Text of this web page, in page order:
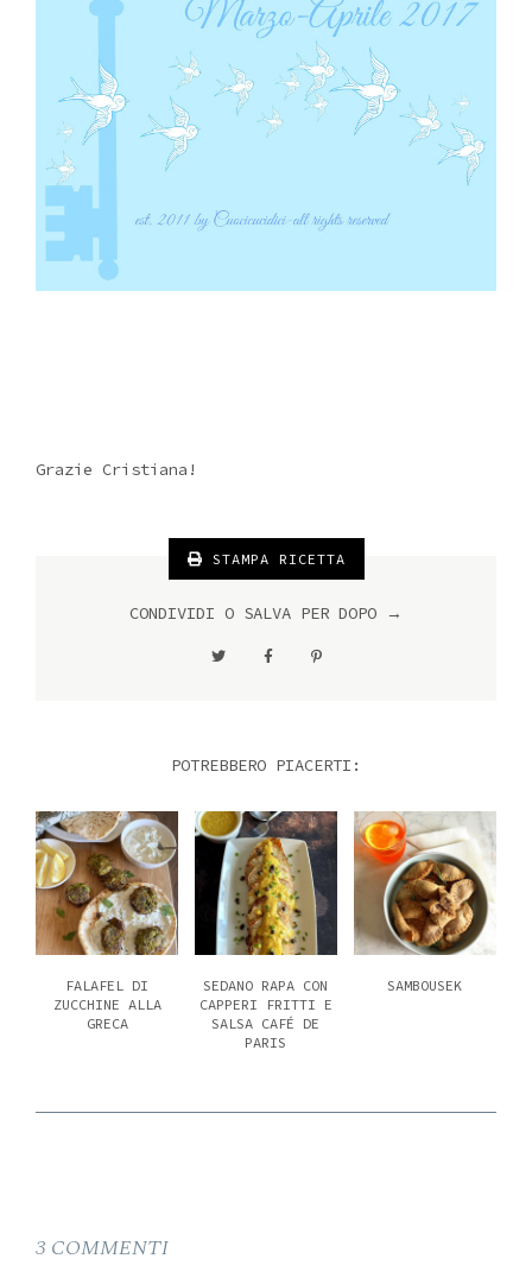
Grazie Cristiana!
STAMPA RICETTA
CONDIVIDI O SALVA PER DOPO →
POTREBBERO PIACERTI:
FALAFEL DI
ZUCCHINE ALLA
GRECA
SEDANO RAPA CON
CAPPERI FRITTI E
SALSA CAFÉ DE
PARIS
SAMBOUSEK
3 COMMENTI